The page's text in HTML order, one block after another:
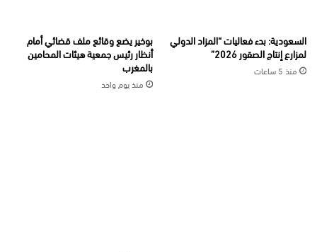
السعودية: بدء فعاليات “المزاد الدولي
لمزارع إنتاج الصقور 2026”
منذ 5 ساعات
بوخير يضع وقائع ملف قضائي أمام
أنظار رئيس جمعية هيئات المحامين
بالمغرب
منذ يوم واحد